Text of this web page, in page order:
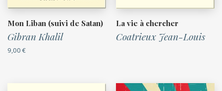
Mon Liban (suivi de Satan)
Gibran Khalil
9,00 €
La vie à chercher
Coatrieux Jean-Louis